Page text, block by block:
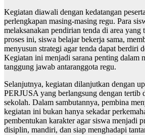
Kegiatan diawali dengan kedatangan
perlengkapan masing-masing regu. Para
melaksanakan pendirian tenda di area
proses ini, siswa belajar bekerja sama,
menyusun strategi agar tenda dapat berdiri
Kegiatan ini menjadi sarana penting dalam
tanggung jawab antaranggota regu.
Selanjutnya, kegiatan dilanjutkan dengan
PERJUSA yang berlangsung dengan tertib
sekolah. Dalam sambutannya, pembina
kegiatan ini bukan hanya sekadar
pembentukan karakter agar siswa menjadi
disiplin, mandiri, dan siap menghadapi